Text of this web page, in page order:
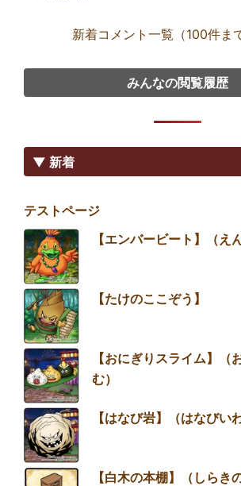
新着コメント一覧（100件ま
みんなの閲覧履歴
▼ 新着
テストページ
【エンバービート】（え
【たけのここぞう】
【おにぎりスライム】（
む）
【はなび岩】（はなびいわ
【白木の本棚】（しらき